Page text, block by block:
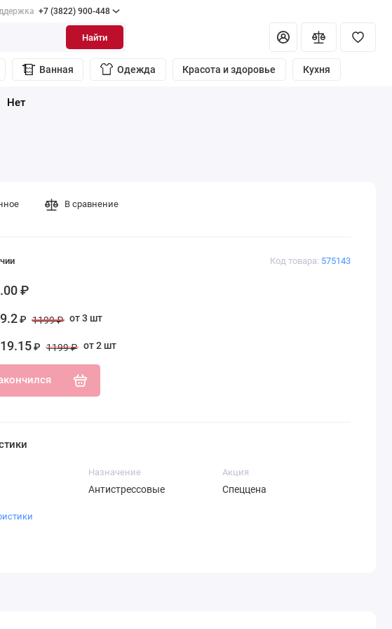
+7 (3822) 900-448
Найти
Ванная Одежда Красота и здоровье Кухня
Код товара: 575143
.00 ₽
₽ 1199 ₽ от 3 шт
₽ 1199 ₽ от 2 шт
В сравнение
Назначение
Антистрессовые
Акция
Спеццена